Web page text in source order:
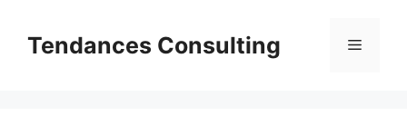
contenuTendances Consulting Menu